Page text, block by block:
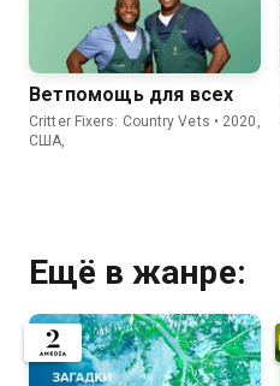
Ветпомощь для всех
Critter Fixers: Country Vets • 2020,
США,
Ещё в жанре: